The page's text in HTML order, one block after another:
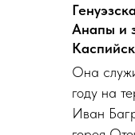
Анапы и
Она
году на
Иван